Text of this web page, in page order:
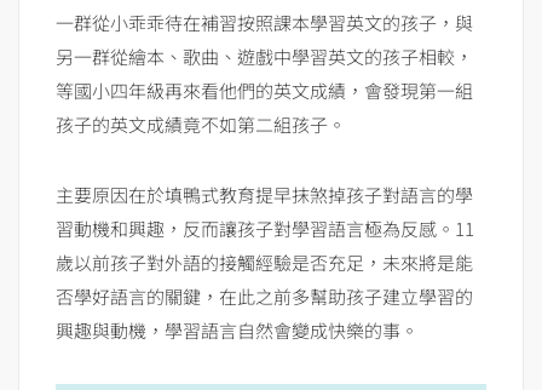
一群從小乖乖待在補習按照課本學習英文的孩子，與
另一群從繪本、歌曲、遊戲中學習英文的孩子相較，
等國小四年級再來看他們的英文成績，會發現第一組
孩子的英文成績竟不如第二組孩子。
主要原因在於填鴨式教育提早抹煞掉孩子對語言的學
習動機和興趣，反而讓孩子對學習語言極為反感。11
歲以前孩子對外語的接觸經驗是否充足，未來將是能
否學好語言的關鍵，在此之前多幫助孩子建立學習的
興趣與動機，學習語言自然會變成快樂的事。